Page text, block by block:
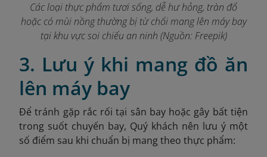
Các loại thực phẩm tươi sống, dễ hư hỏng, tràn đổ
hoặc có mùi nồng thường bị từ chối mang lên máy bay
tại khu vực soi chiếu an ninh (Nguồn: Freepik)
3. Lưu ý khi mang đồ ăn
lên máy bay
Để tránh gặp rắc rối tại sân bay hoặc gây bất tiện
trong suốt chuyến bay, Quý khách nên lưu ý một
số điểm sau khi chuẩn bị mang theo thực phẩm: